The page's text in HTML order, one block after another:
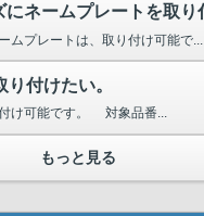
ムプレートは、取り付け可能で...
付けたい。
け可能です。 対象品番...
もっと見る